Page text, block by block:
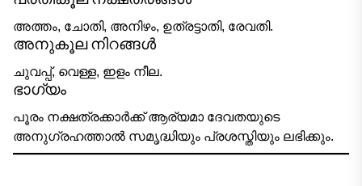
അത്തം, ചോതി, അനിഴം, ഉത്രട്ടാതി, രേവതി.
അനുകൂല നിറങ്ങൾ
ചുവപ്പ്, വെള്ള, ഇളം നീല.
ഭാഗ്യം
പൂരം നക്ഷത്രക്കാർക്ക് ആര്യമാ ദേവതയുടെ
അനുഗ്രഹത്താൽ സമൃദ്ധിയും പ്രശസ്തിയും ലഭിക്കും.